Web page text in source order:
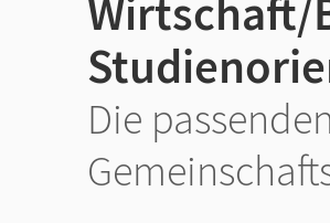
Wirtschaft/
Die